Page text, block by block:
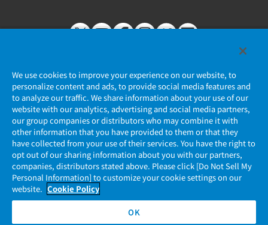
個人情報保護ポリシー
JAE Cookie Policy
マイナンバー情報保護ポリシー
当社ウェブサイトのご利用について
ソーシャルメディア公式アカウント運用ポリシー
We use cookies to improve your experience on our website, to
personalize content and ads, to provide social media features and
to analyze our traffic. We share information about your use of our
website with our analytics, advertising and social media partners,
our group companies or distributors who may combine it with
other information that you have provided to them or that they
have collected from your use of their services. You have the right to
opt out of our sharing information about you with our partners,
companies, distributors stated above. Please click [Do Not Sell My
Personal Information] to customize your cookie settings on our
website. Cookie Policy
OK